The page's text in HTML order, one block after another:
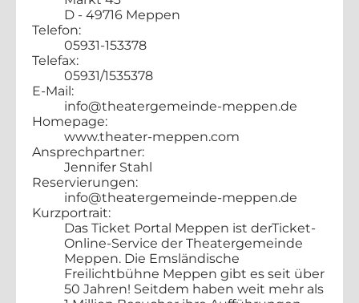
D - 49716 Meppen
Telefon:
05931-153378
Telefax:
05931/1535378
E-Mail:
info@theatergemeinde-meppen.de
Homepage:
www.theater-meppen.com
Ansprechpartner:
Jennifer Stahl
Reservierungen:
info@theatergemeinde-meppen.de
Kurzportrait:
Das Ticket Portal Meppen ist derTicket-
Online-Service der Theatergemeinde
Meppen. Die Emsländische
Freilichtbühne Meppen gibt es seit über
50 Jahren! Seitdem haben weit mehr als